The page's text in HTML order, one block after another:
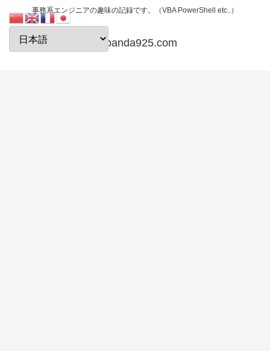
事務系エンジニアの趣味の記録です。（VBA PowerShell etc..）
papanda925.com